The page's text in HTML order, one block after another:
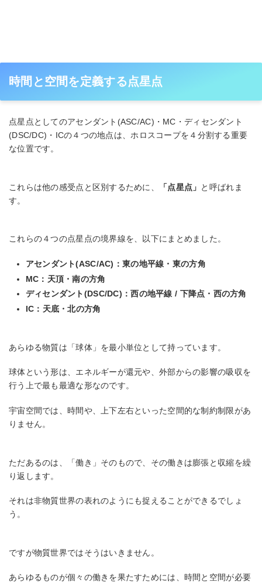
時間と空間を定義する点星点
点星点としてのアセンダント(ASC/AC)・MC・ディセンダント
(DSC/DC)・ICの４つの地点は、ホロスコープを４分割する重要
な位置です。
これらは他の感受点と区別するために、 「点星点」 と呼ばれま
す。
これらの４つの点星点の境界線を、以下にまとめました。
アセンダント(ASC/AC)：東の地平線・東の方角
MC：天頂・南の方角
ディセンダント(DSC/DC)：西の地平線 / 下降点・西の方角
IC：天底・北の方角
あらゆる物質は「球体」を最小単位として持っています。
球体という形は、エネルギーが還元や、外部からの影響の吸収を
行う上で最も最適な形なのです。
宇宙空間では、時間や、上下左右といった空間的な制約制限があ
りません。
ただあるのは、「働き」そのもので、その働きは膨張と収縮を繰
り返します。
それは非物質世界の表れのようにも捉えることができるでしょ
う。
ですが物質世界ではそうはいきません。
あらゆるものが個々の働きを果たすためには、時間と空間が必要